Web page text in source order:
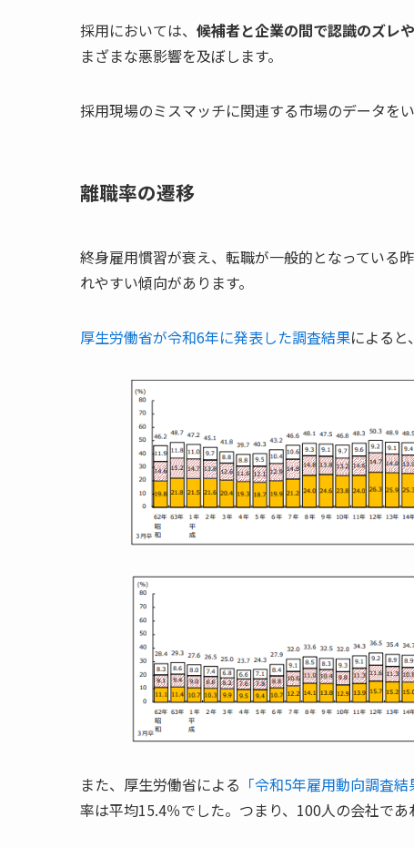
採用においては、 候補者と企業の間で認識のズレ
まざまな悪影響を及ぼします。
採用現場のミスマッチに関連する市場のデータを
離職率の遷移
終身雇用慣習が衰え、転職が一般的となっている
れやすい傾向があります。
厚生労働省が令和6年に発表した調査結果によると
また、厚生労働省による 「令和5年雇用動向調査
率は平均15.4％でした。つまり、100人の会社で